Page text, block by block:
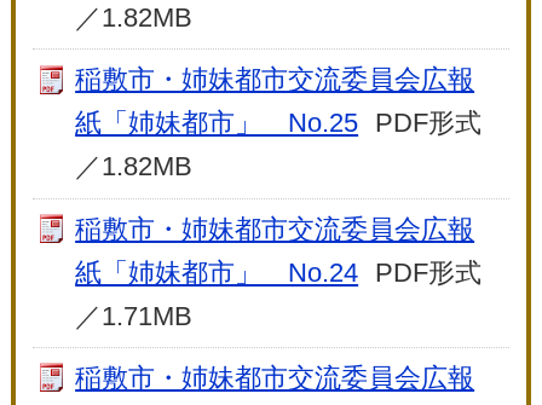
／1.82MB
稲敷市・姉妹都市交流委員会広報
紙「姉妹都市」 No.25 PDF形式
／1.82MB
稲敷市・姉妹都市交流委員会広報
紙「姉妹都市」 No.24 PDF形式
／1.71MB
稲敷市・姉妹都市交流委員会広報